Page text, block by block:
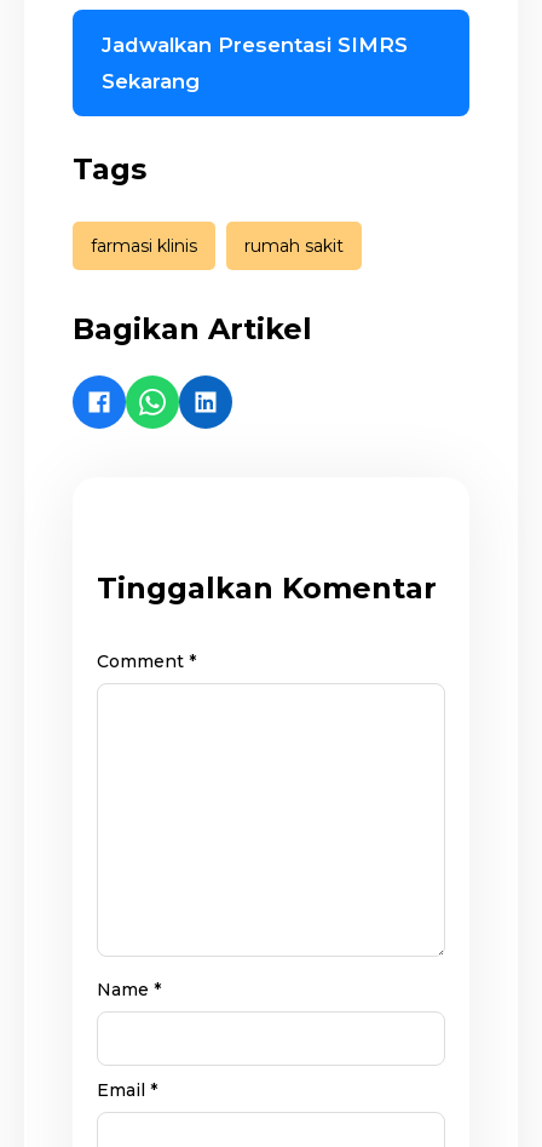
Jadwalkan Presentasi SIMRS
Sekarang
Tags
farmasi klinis rumah sakit
Bagikan Artikel
Tinggalkan Komentar
Comment *
Name *
Email *